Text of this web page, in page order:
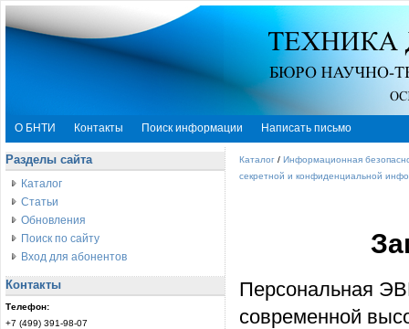
О БНТИ Контакты Поиск информации Написать письмо
Разделы сайта
Каталог
Статьи
Обновления
Поиск по сайту
Вход для абонентов
Контакты
Телефон:
+7 (499) 391-98-07
Каталог / Информационная
секретной и конфиденциальной
Персональная
современной